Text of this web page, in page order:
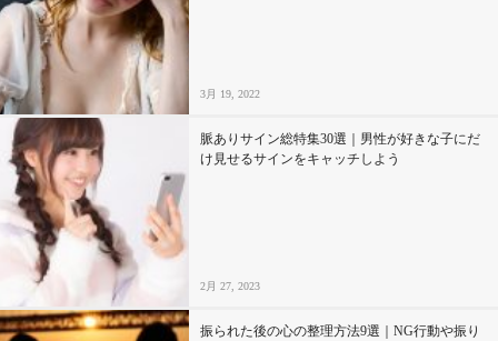
3月 19, 2022
脈ありサイン総特集30選｜男性が好きな子にだ
け見せるサインをキャッチしよう
2月 27, 2023
振られた後の心の整理方法9選｜NG行動や振り